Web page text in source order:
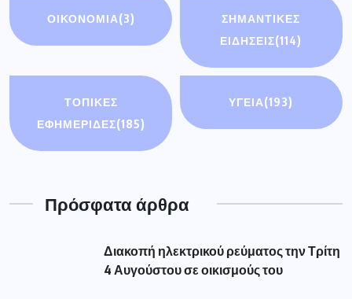
ΟΙΚΟΝΟΜΊΑ(3)
ΣΗΜΑΝΤΙΚΈΣ
ΕΙΔΉΣΕΙΣ(114)
ΤΟΠΙΚΕΣ
ΕΦΗΜΕΡΙΔΕΣ(185)
ΥΓΕΙΑ(193)
Πρόσφατα άρθρα
Διακοπή ηλεκτρικού ρεύματος την Τρίτη
4 Αυγούστου σε οικισμούς του